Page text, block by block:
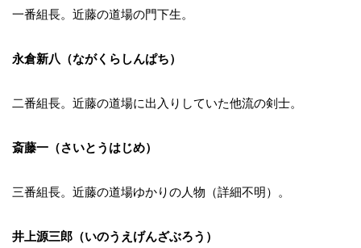
一番組長。近藤の道場の門下生。
永倉新八（ながくらしんぱち）
二番組長。近藤の道場に出入りしていた他流の剣士。
斎藤一（さいとうはじめ）
三番組長。近藤の道場ゆかりの人物（詳細不明）。
井上源三郎（いのうえげんざぶろう）